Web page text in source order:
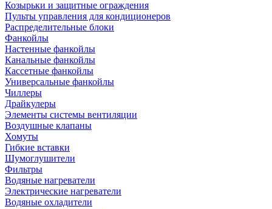
Козырьки и защитные ограждения
Пульты управления для кондиционеров
Распределительные блоки
Фанкойлы
Настенные фанкойлы
Канальные фанкойлы
Кассетные фанкойлы
Универсальные фанкойлы
Чиллеры
Драйкулеры
Элементы системы вентиляции
Воздушные клапаны
Хомуты
Гибкие вставки
Шумоглушители
Фильтры
Водяные нагреватели
Электрические нагреватели
Водяные охладители